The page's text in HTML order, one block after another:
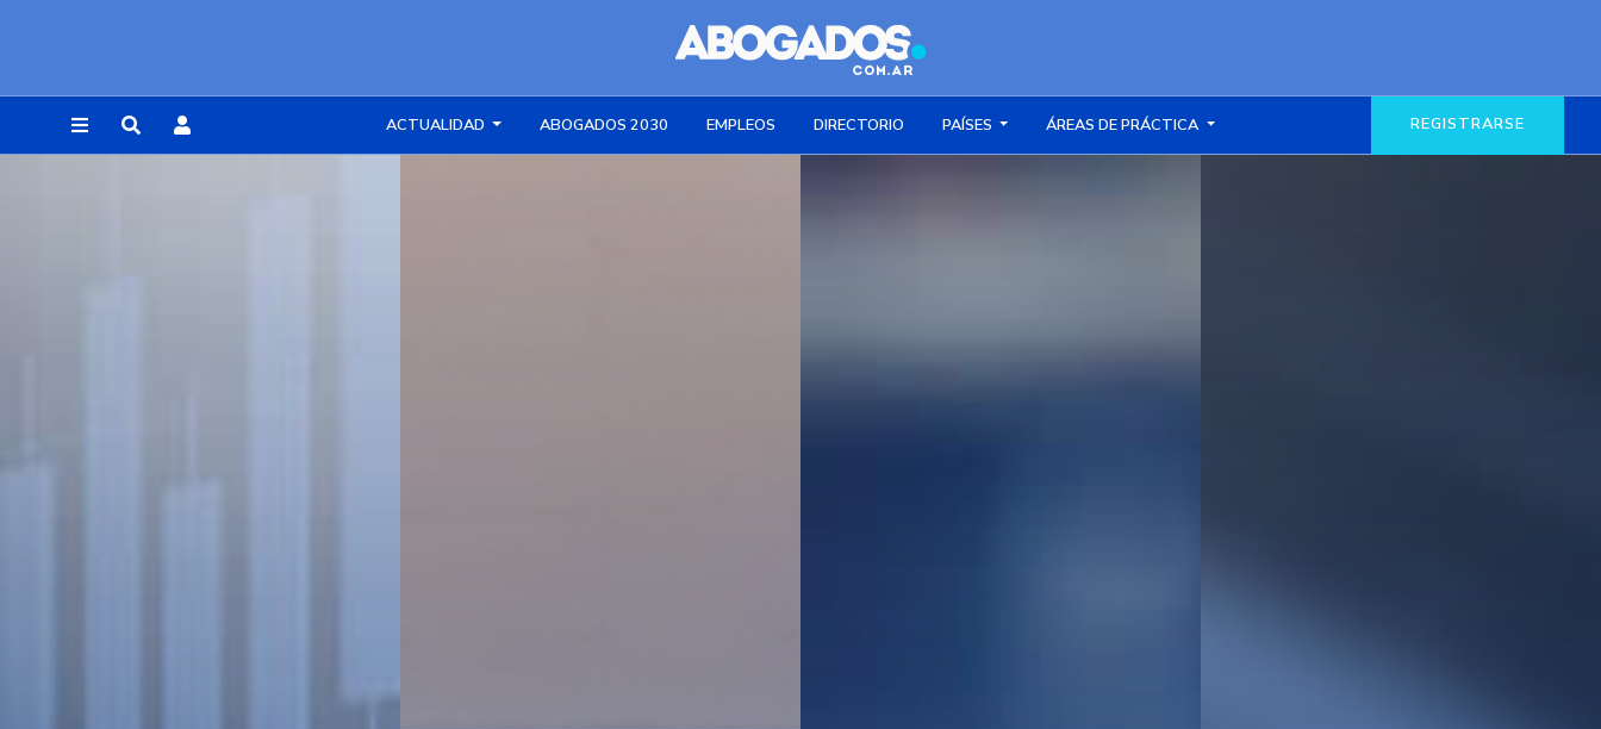
ACTUALIDAD ABOGADOS 2030 EMPLEOS DIRECTORIO PAÍSES ÁREAS DE PRÁCTICA REGISTRARSE